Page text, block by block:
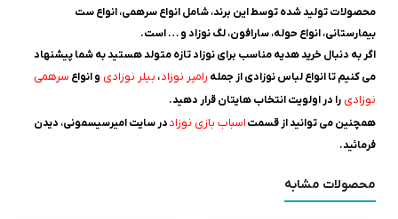
محصولات تولید شده توسط این برند، شامل انواع سرهمی، انواع ست
بیمارستانی، انواع حوله، سارافون، لگ نوزاد و … است.
اگر به دنبال خرید هدیه مناسب برای نوزاد تازه متولد هستید به شما پیشنهاد
می کنیم تا انواع لباس نوزادی از جمله رامپر نوزاد، بیلر نوزادی و انواع سرهمی
نوزادی را در اولویت انتخاب هایتان قرار دهید.
همچنین می توانید از قسمتاسباب بازی نوزاددر سایت امیرسیسمونی، دیدن
فرمائید.
محصولات مشابه